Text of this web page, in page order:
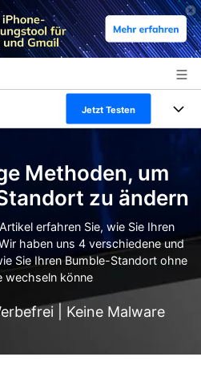
Jetzt Testen
Lösungen
erhalten
Anmelden
Methoden, um
zu ändern
erfahren Sie, wie Sie Ihren
haben uns 4 verschiedene und
Sie Ihren Bumble-Standort ohne
wechseln könne
| Keine Malware